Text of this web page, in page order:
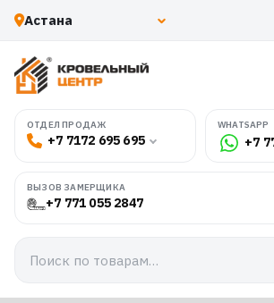
ОТДЕЛ ПРОДАЖ
+7 7172 695 695
WHATSAPP
+7
ВЫЗОВ ЗАМЕРЩИКА
+7 771 055 2847